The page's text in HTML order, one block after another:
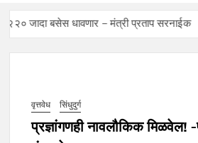
बसेस धावणार – मंत्री प्रताप सरनाईक
वृत्तवेध सिंधुदुर्ग
प्रज्ञांगणही नावलौकिक मिळवेल!